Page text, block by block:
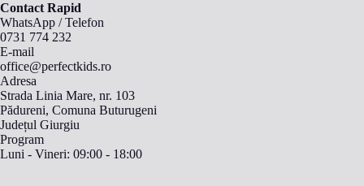
Contact Rapid
WhatsApp /Telefon
0731 774 232
E-mail
office@perfectkids.ro
Adresa
Strada Linia Mare, nr. 103
Pădureni, Comuna Buturugeni
Județul Giurgiu
Program
Luni - Vineri: 09:00 - 18:00